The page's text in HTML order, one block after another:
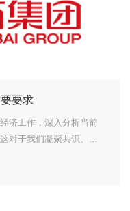
要求
济工作，深入分析当前
对于我们凝聚共识、坚
年，挑战多重叠加，发